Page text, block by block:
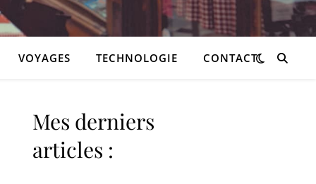
VOYAGES TECHNOLOGIE CONTACT
Mes derniers
articles :